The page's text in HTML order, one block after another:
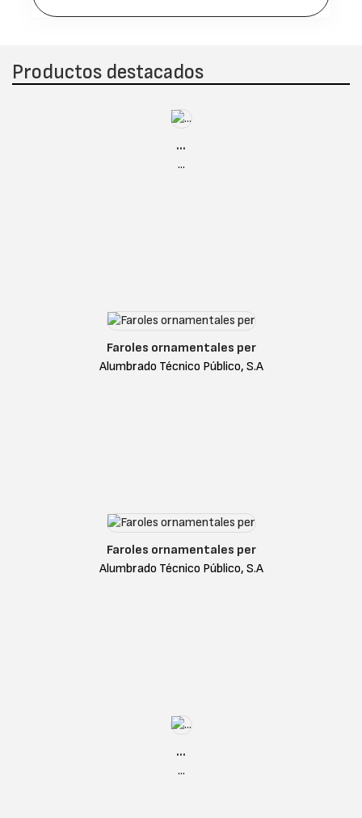
Productos destacados
...
...
Faroles ornamentales per
Alumbrado Técnico Público, S.A
Faroles ornamentales per
Alumbrado Técnico Público, S.A
...
...